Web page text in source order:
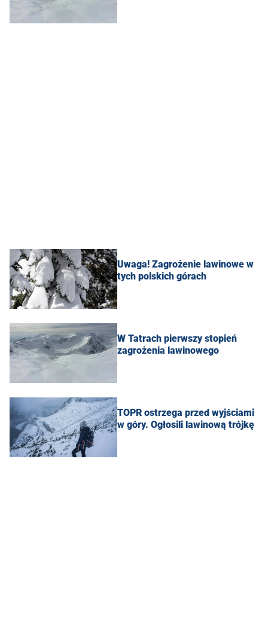
Uwaga! Zagrożenie lawinowe w
tych polskich górach
W Tatrach pierwszy stopień
zagrożenia lawinowego
TOPR ostrzega przed wyjściami
w góry. Ogłosili lawinową trójkę